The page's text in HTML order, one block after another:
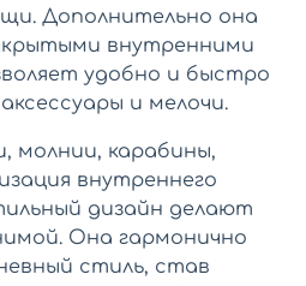
Дополнительно она
внутренними
удобно и быстро
и мелочи.
молнии, карабины,
внутреннего
дизайн делают
Она гармонично
стиль, став